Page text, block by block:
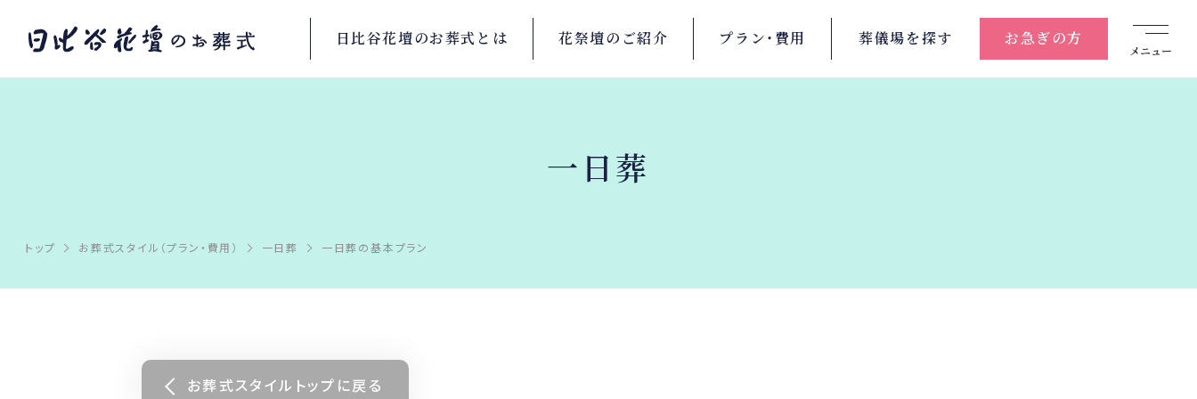
メニュー
日比谷花壇のお葬式とは 花祭壇の ご紹介 プラン・ 費用 葬儀場を探す お急ぎの方
一日葬
トップ お葬式スタイル（プラン・費用） 一日葬 一日葬の基本プラン
お葬式スタイルトップに戻る